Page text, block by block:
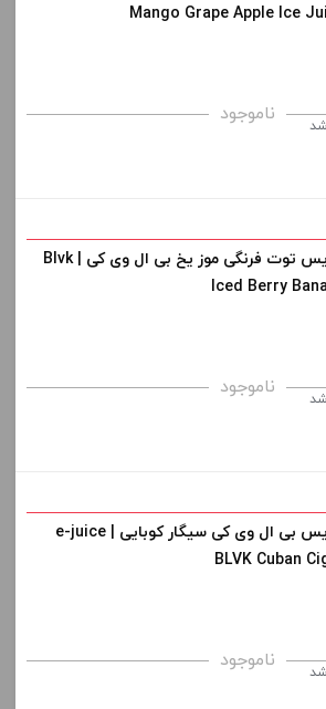
و نمایش قیمت ، گزینه های محصول را
افزودن به سبد خرید
Mango Grape Apple Ice
ناموجود
نیکوتین:
و نمایش قیمت ، گزینه های محصول را
افزودن به سبد خرید
جویس توت فرنگی موز یخ بی ال وی کی | Blvk
Iced Berry
ناموجود
نیکوتین:
و نمایش قیمت ، گزینه های محصول را
جویس بی ال وی کی سیگار کوبایی | e-juice
BLVK Cuban
ناموجود